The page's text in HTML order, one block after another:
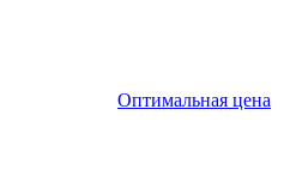
Оптимальная цена